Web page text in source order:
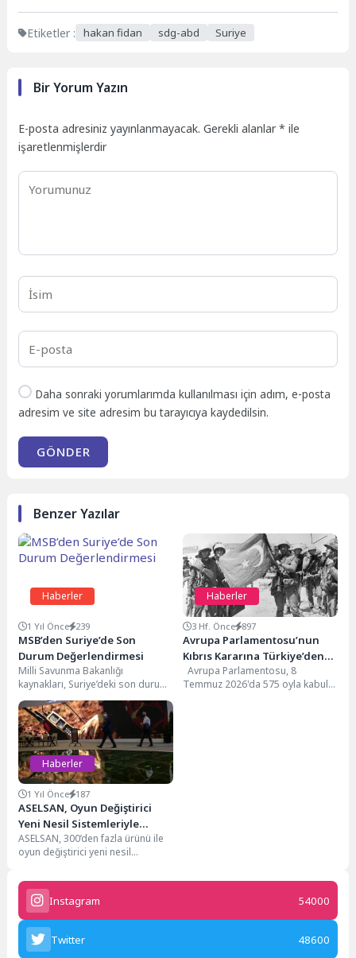
Etiketler : hakan fidan sdg-abd Suriye
Bir Yorum Yazın
E-posta adresiniz yayınlanmayacak. Gerekli alanlar* ile
işaretlenmişlerdir
Daha sonraki yorumlarımda kullanılması için adım, e-posta
adresim ve site adresim bu tarayıcıya kaydedilsin.
GÖNDER
Benzer Yazılar
Haberler
1 Yıl Önce 239
MSB’den Suriye’de Son
Durum Değerlendirmesi
Milli Savunma Bakanlığı
kaynakları, Suriye’deki son durum
ve İsrail’in Suriye’ye ait üsleri
vurmasına yönelik sorular...
Haberler
3 Hf. Önce 897
Avrupa Parlamentosu’nun
Kıbrıs Kararına Türkiye’den
Sert Red: “Yok Hükmündedir”
Avrupa Parlamentosu, 8
Temmuz 2026'da 575 oyla kabul
Haberler
1 Yıl Önce 187
ASELSAN, Oyun Değiştirici
Yeni Nesil Sistemleriyle
IDEF’te
ASELSAN, 300’den fazla ürünü ile
oyun değiştirici yeni nesil
prestijli fuarları arasında...
Instagram 54000
Twitter 48600